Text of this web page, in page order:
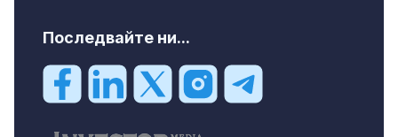
Последвайте ни...